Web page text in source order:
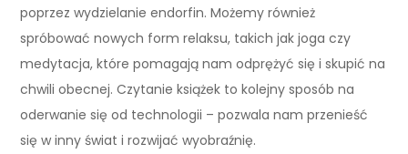
poprzez wydzielanie endorfin. Możemy również
spróbować nowych form relaksu, takich jak joga czy
medytacja, które pomagają nam odprężyć się i skupić na
chwili obecnej. Czytanie książek to kolejny sposób na
oderwanie się od technologii – pozwala nam przenieść
się w inny świat i rozwijać wyobraźnię.